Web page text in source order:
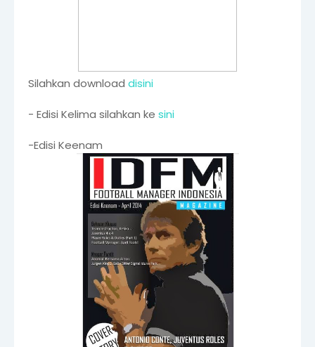
Silahkan download disini
- Edisi Kelima silahkan ke sini
-Edisi Keenam